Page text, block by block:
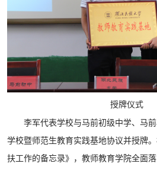
授牌仪式
李军代表学校与马前初级中学、马
学校暨师范生教育实践基地协议并授牌
扶工作的备忘录》，教师教育学院全面